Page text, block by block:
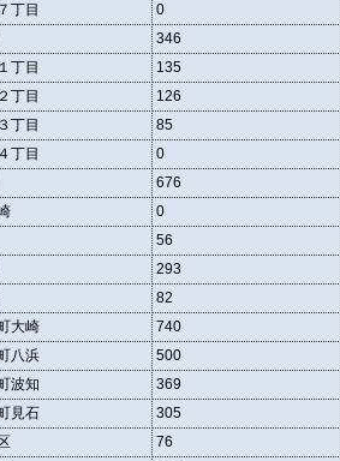
丁目 0
346
丁目 135
丁目 126
丁目 85
丁目 0
676
0
56
293
82
大崎 740
八浜 500
波知 369
見石 305
76